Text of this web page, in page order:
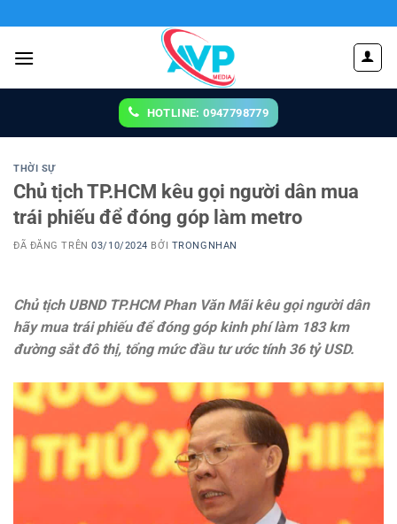
đến
nội
HOTLINE: 0947798779
THỜI SỰ
Chủ tịch TP.HCM kêu gọi người dân mua
trái phiếu để đóng góp làm metro
ĐÃ ĐĂNG TRÊN03/10/2024 BỞI TRONGNHAN
Chủ tịch UBND TP.HCM Phan Văn Mãi kêu gọi người dân
hãy mua trái phiếu để đóng góp kinh phí làm 183 km
đường sắt đô thị, tổng mức đầu tư ước tính 36 tỷ USD.